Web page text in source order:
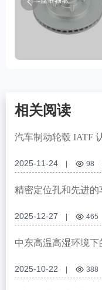
相关阅读
汽车制动轮毂 IATF
2025-11-24 98
汽车制动轮毂质量控制
制动轮毂制造中的风险预防
精密定位孔和先进
2025-12-27 465
车削加工
商用车刹车盘
中东高温高湿环境
2025-10-22 388
商用车刹车腐蚀预防
油